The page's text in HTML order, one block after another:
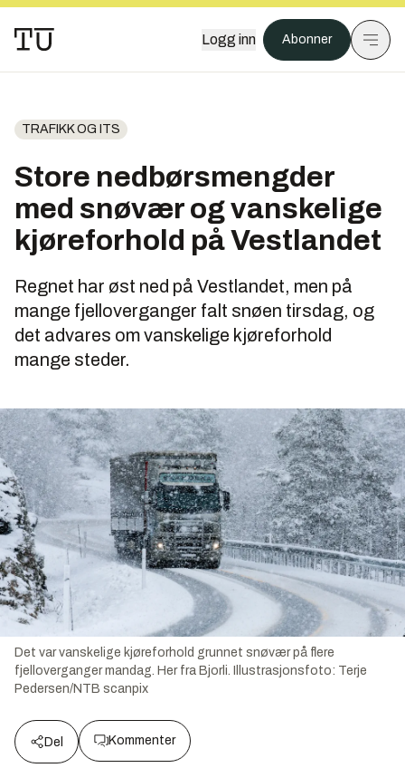
Logg inn Abonner
TRAFIKK OG ITS
Store nedbørsmengder
med snøvær og vanskelige
kjøreforhold på Vestlandet
Regnet har øst ned på Vestlandet, men på
mange fjelloverganger falt snøen tirsdag, og
det advares om vanskelige kjøreforhold
mange steder.
Det var vanskelige kjøreforhold grunnet snøvær på flere
fjelloverganger mandag. Her fra Bjorli.
Illustrasjonsfoto: Terje
Pedersen/NTB scanpix
Del Kommenter